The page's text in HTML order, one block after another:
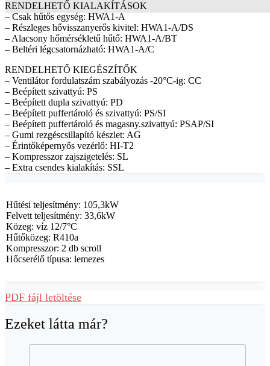
RENDELHETŐ KIALAKÍTÁSOK
– Csak hűtős egység: HWA1-A
– Részleges hővisszanyerős kivitel: HWA1-A/DS
– Alacsony hőmérsékletű hűtő: HWA1-A/BT
– Beltéri légcsatornázható: HWA1-A/C
RENDELHETŐ KIEGÉSZÍTŐK
– Ventilátor fordulatszám szabályozás -20°C-ig: CC
– Beépített szivattyú: PS
– Beépített dupla szivattyú: PD
– Beépített puffertároló és szivattyú: PS/SI
– Beépített puffertároló és magasny.szivattyú: PSAP/SI
– Gumi rezgéscsillapító készlet: AG
– Érintőképernyős vezérlő: HI-T2
– Kompresszor zajszigetelés: SL
– Extra csendes kialakítás: SSL
Hűtési teljesítmény: 105,3kW
Felvett teljesítmény: 33,6kW
Közeg: víz 12/7°C
Hűtőközeg: R410a
Kompresszor: 2 db scroll
Hőcserélő típusa: lemezes
PDF fájl letöltése
Ezeket látta már?